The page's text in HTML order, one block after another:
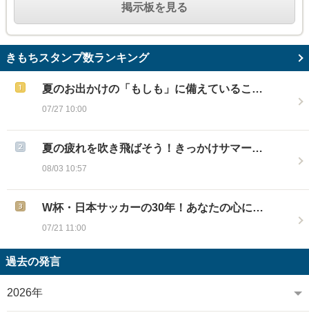
掲示板を見る
きもちスタンプ数ランキング
夏のお出かけの「もしも」に備えているこ…
07/27 10:00
夏の疲れを吹き飛ばそう！きっかけサマー…
08/03 10:57
W杯・日本サッカーの30年！あなたの心に…
07/21 11:00
過去の発言
2026年